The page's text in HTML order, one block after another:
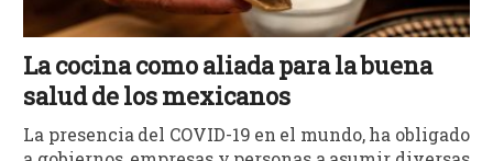
La cocina como aliada para la buena
salud de los mexicanos
La presencia del COVID-19 en el mundo, ha obligado